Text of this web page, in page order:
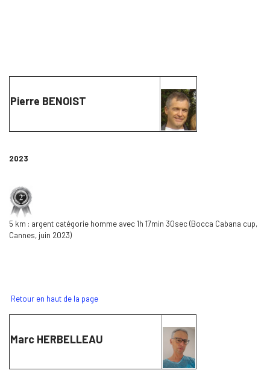
Pierre BENOIST
2023
5 km : argent catégorie homme avec 1h 17min 30sec (Bocca Cabana cup,
Cannes, juin 2023)
Retour en haut de la page
Marc HERBELLEAU